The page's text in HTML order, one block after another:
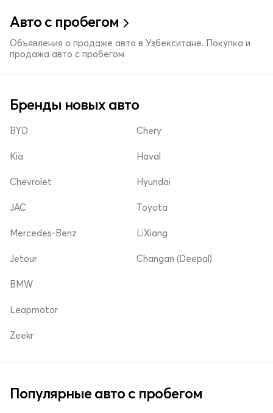
Авто с пробегом
Объявления о продаже авто в Узбекситане. Покупка и
продажа авто с пробегом
Бренды новых авто
BYD
Kia
Chevrolet
Chery
Haval
Hyundai
JAC
Mercedes-Benz
Jetour
Toyota
LiXiang
Changan (Deepal)
BMW
Leapmotor
Zeekr
Популярные авто с пробегом